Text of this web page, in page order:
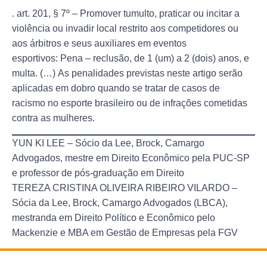
. art. 201, § 7º – Promover tumulto, praticar ou incitar a
violência ou invadir local restrito aos competidores ou
aos árbitros e seus auxiliares em eventos
esportivos: Pena – reclusão, de 1 (um) a 2 (dois) anos, e
multa. (…) As penalidades previstas neste artigo serão
aplicadas em dobro quando se tratar de casos de
racismo no esporte brasileiro ou de infrações cometidas
contra as mulheres.
YUN KI LEE – Sócio da Lee, Brock, Camargo
Advogados, mestre em Direito Econômico pela PUC-SP
e professor de pós-graduação em Direito
TEREZA CRISTINA OLIVEIRA RIBEIRO VILARDO –
Sócia da Lee, Brock, Camargo Advogados (LBCA),
mestranda em Direito Político e Econômico pelo
Mackenzie e MBA em Gestão de Empresas pela FGV